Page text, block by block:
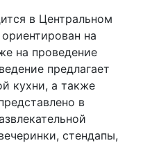
в Центральном
на
на проведение
предлагает
кухни, а также
в
стендапы,